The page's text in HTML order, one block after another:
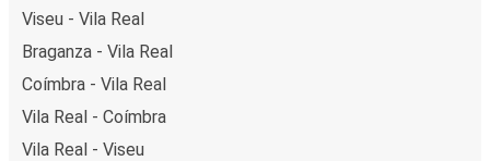
Viseu - Vila Real
Braganza - Vila Real
Coímbra - Vila Real
Vila Real - Coímbra
Vila Real - Viseu